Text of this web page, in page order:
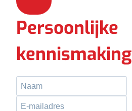
Persoonlijke
kennismaking